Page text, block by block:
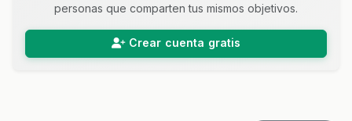
personas que comparten tus mismos objetivos.
Crear cuenta gratis